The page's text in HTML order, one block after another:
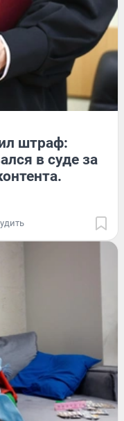
штраф:
в суде за